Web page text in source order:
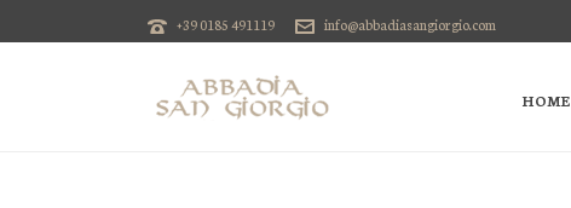
+39 0185 491119 info@abbadiasangiorgio.com
HOME